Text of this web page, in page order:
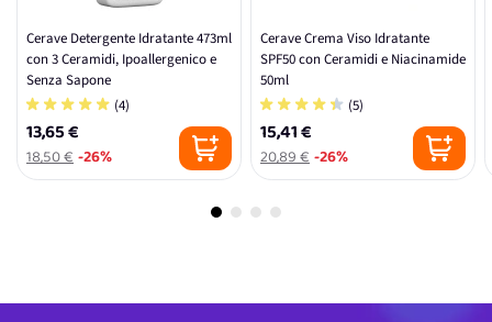
Cerave Detergente Idratante 473ml
con 3 Ceramidi, Ipoallergenico e
Senza Sapone
(4)
13,65 €
18,50 €-26%
Cerave Crema Viso Idratante
SPF50 con Ceramidi e Niacinamide
50ml
(5)
15,41 €
20,89 €-26%